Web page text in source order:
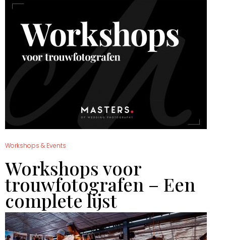
Workshops & Events
Workshops voor
trouwfotografen – Een
complete lijst